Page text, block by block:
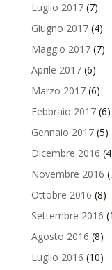
Luglio 2017(7)
Giugno 2017(4)
Maggio 2017(7)
Aprile 2017(6)
Marzo 2017(6)
Febbraio 2017(6)
Gennaio 2017(5)
Dicembre 2016
Novembre 2016
Ottobre 2016 (8)
Settembre 2016
Agosto 2016 (8)
Luglio 2016 (10)